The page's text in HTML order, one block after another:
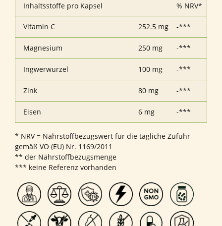
Inhaltsstoffe pro Kapsel % NRV*
Vitamin C 252.5 mg -***
Magnesium 250 mg -***
Ingwerwurzel 100 mg -***
Zink 80 mg -***
Eisen 6 mg -***
* NRV = Nährstoffbezugswert für die tägliche Zufuhr
gemäß VO (EU) Nr. 1169/2011
** der Nährstoffbezugsmenge
*** keine Referenz vorhanden